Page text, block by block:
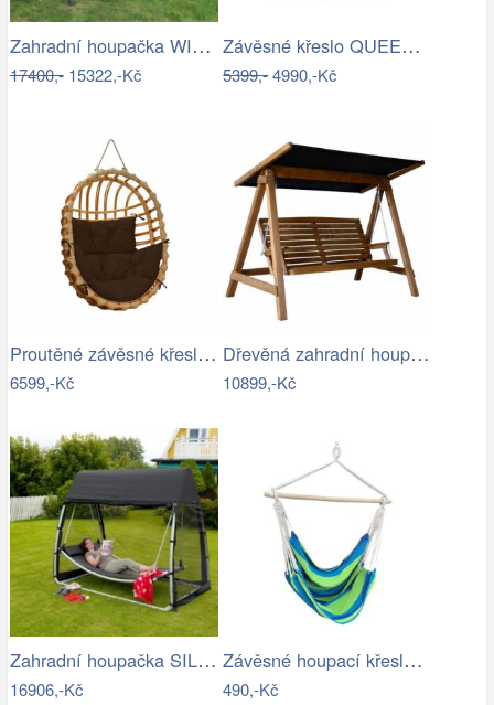
Zahradní houpačka WIENN - GD
17400,-15322,-Kč
Závěsné křeslo QUEEN, modrý sedák
5399,-4990,-Kč
Proutěné závěsné křeslo Lena, přírodní…
6599,-Kč
Dřevěná zahradní houpačka Lucas pro 4…
10899,-Kč
Zahradní houpačka SILASS - GD
16906,-Kč
Závěsné houpací křeslo Cozyz pásek modrá
490,-Kč